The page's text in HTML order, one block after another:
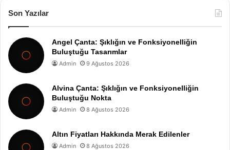
Son Yazılar
Angel Çanta: Şıklığın ve Fonksiyonelliğin
Buluştuğu Tasarımlar
Admin 9 Ağustos 2026
Alvina Çanta: Şıklığın ve Fonksiyonelliğin
Buluştuğu Nokta
Admin 8 Ağustos 2026
Altın Fiyatları Hakkında Merak Edilenler
Admin 8 Ağustos 2026